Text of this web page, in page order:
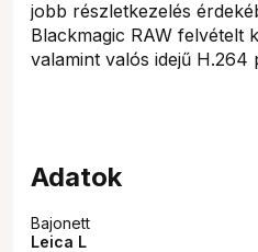
jobb részletkezelés
Blackmagic RAW felvételt
valamint valós idejű H.264
Adatok
Bajonett
Leica L